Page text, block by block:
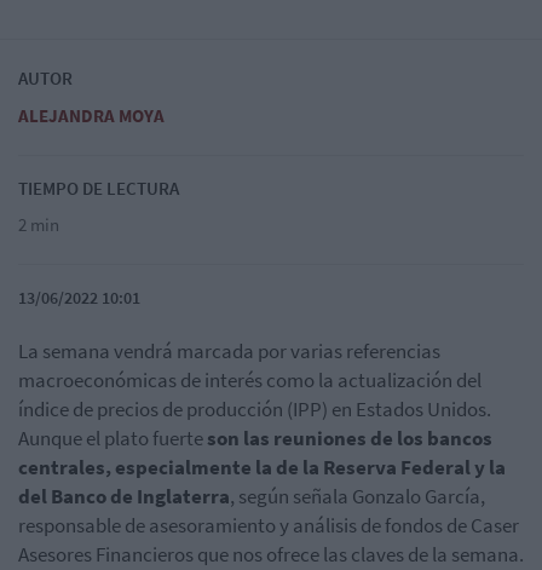
AUTOR
ALEJANDRA MOYA
TIEMPO DE LECTURA
2 min
13/06/2022 10:01
La semana vendrá marcada por varias referencias
macroeconómicas de interés como la actualización del
índice de precios de producción (IPP) en Estados Unidos.
Aunque el plato fuerteson las reuniones de los bancos
centrales, especialmente la de la Reserva Federal y la
del Banco de Inglaterra, según señala Gonzalo García,
responsable de asesoramiento y análisis de fondos de Caser
Asesores Financieros que nos ofrece las claves de la semana.